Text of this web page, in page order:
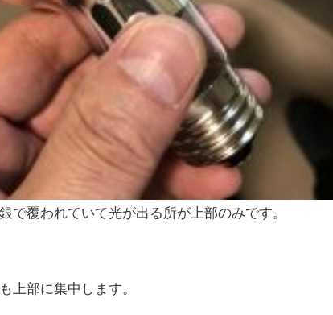
で覆われていて光が出る所が上部のみです。
上部に集中します。